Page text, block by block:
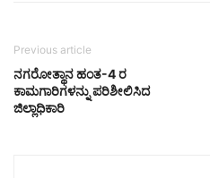
Previous article
ನಗರೋತ್ಥಾನ ಹಂತ-4 ರ
ಕಾಮಗಾರಿಗಳನ್ನು ಪರಿಶೀಲಿಸಿದ
ಜಿಲ್ಲಾಧಿಕಾರಿ